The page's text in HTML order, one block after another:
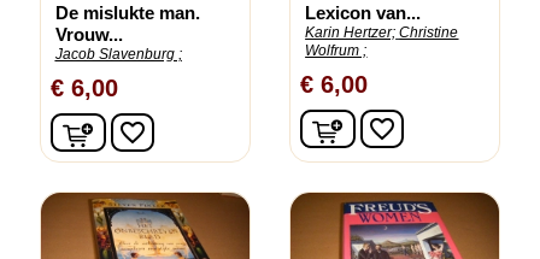
De mislukte man.
Vrouw...
Jacob Slavenburg ;
€ 6,00
In winkelwagen
favorite_border
Lexicon van...
Karin Hertzer; Christine
Wolfrum ;
€ 6,00
In winkelwagen
favorite_border